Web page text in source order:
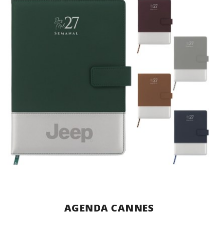
AGENDA CANNES